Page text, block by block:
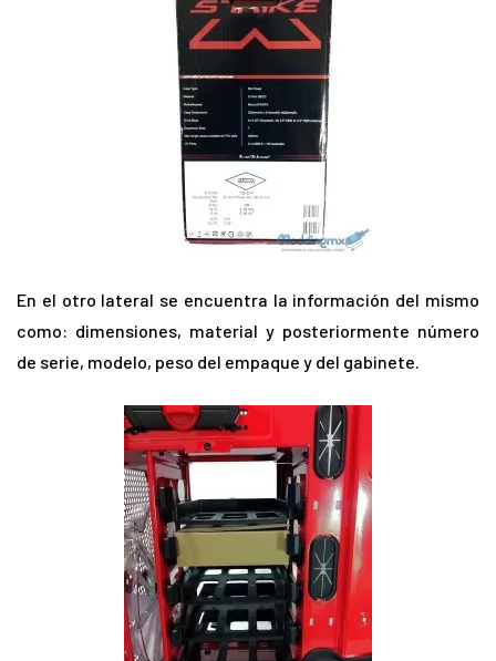
En el otro lateral se encuentra la información del mismo
como: dimensiones, material y posteriormente número
de serie, modelo, peso del empaque y del gabinete.